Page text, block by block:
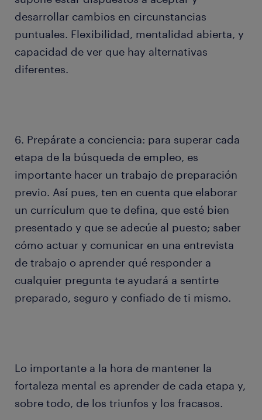
desarrollar cambios en circunstancias
puntuales. Flexibilidad, mentalidad abierta, y
capacidad de ver que hay alternativas
diferentes.
6. Prepárate a conciencia: para superar cada
etapa de la búsqueda de empleo, es
importante hacer un trabajo de preparación
previo. Así pues, ten en cuenta que elaborar
un currículum que te defina, que esté bien
presentado y que se adecúe al puesto; saber
cómo actuar y comunicar en una entrevista
de trabajo o aprender qué responder a
cualquier pregunta te ayudará a sentirte
preparado, seguro y confiado de ti mismo.
Lo importante a la hora de mantener la
fortaleza mental es aprender de cada etapa y,
sobre todo, de los triunfos y los fracasos.